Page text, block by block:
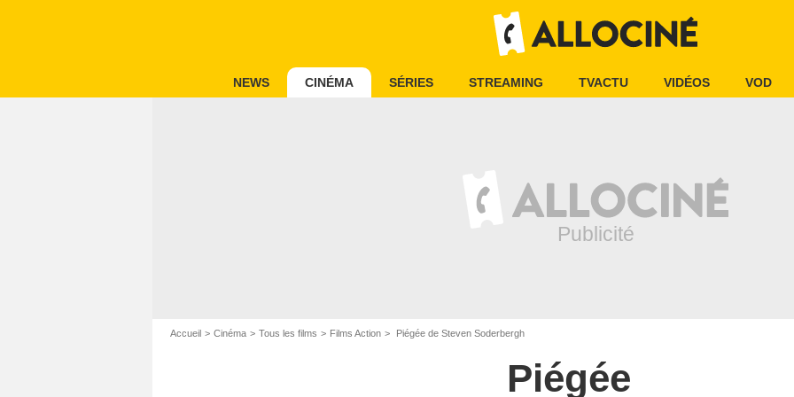
NEWS CINÉMA SÉRIES STREAMING TVACTU VIDÉOS VOD
Accueil Cinéma Tous les films Films Action Piégée de Steven Soderbergh
Piégée